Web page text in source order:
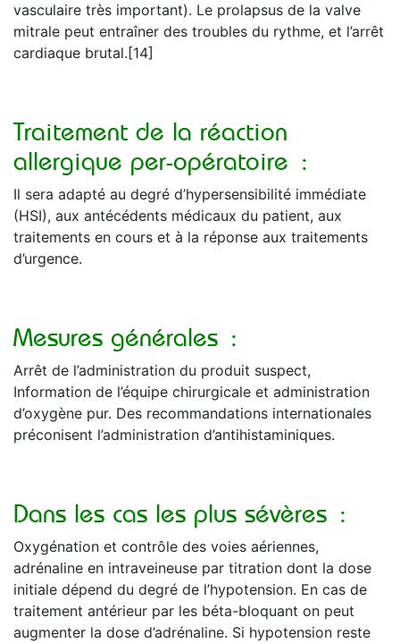
vasculaire très important). Le prolapsus de la valve
mitrale peut entraîner des troubles du rythme, et l’arrêt
cardiaque brutal.[14]
Traitement de la réaction
allergique per-opératoire :
Il sera adapté au degré d’hypersensibilité immédiate
(HSI), aux antécédents médicaux du patient, aux
traitements en cours et à la réponse aux traitements
d’urgence.
Mesures générales :
Arrêt de l’administration du produit suspect,
Information de l’équipe chirurgicale et administration
d’oxygène pur. Des recommandations internationales
préconisent l’administration d’antihistaminiques.
Dans les cas les plus sévères :
Oxygénation et contrôle des voies aériennes,
adrénaline en intraveineuse par titration dont la dose
initiale dépend du degré de l’hypotension. En cas de
traitement antérieur par les béta-bloquant on peut
augmenter la dose d’adrénaline. Si hypotension reste